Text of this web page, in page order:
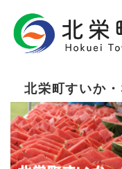
北栄町すいか